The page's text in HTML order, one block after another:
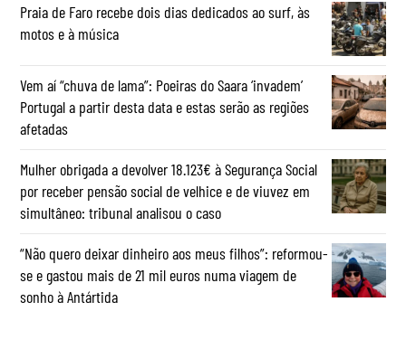
Praia de Faro recebe dois dias dedicados ao surf, às
motos e à música
Vem aí “chuva de lama”: Poeiras do Saara ‘invadem’
Portugal a partir desta data e estas serão as regiões
afetadas
Mulher obrigada a devolver 18.123€ à Segurança Social
por receber pensão social de velhice e de viuvez em
simultâneo: tribunal analisou o caso
“Não quero deixar dinheiro aos meus filhos”: reformou-
se e gastou mais de 21 mil euros numa viagem de
sonho à Antártida